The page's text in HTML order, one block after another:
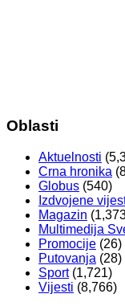
Oblasti
Aktuelnosti
Crna hronika
Globus (540)
Izdvojene
Magazin
Multimedija
Promocije (26)
Putovanja (28)
Sport(1,721)
Vijesti (8,766)